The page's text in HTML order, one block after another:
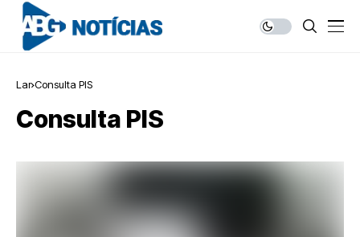
Lar Consulta PIS
Consulta PIS